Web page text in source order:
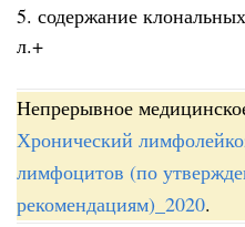
5. содержание
л.+
Непрерывное
Хронический
лимфоцитов (по
рекомендациям)_2020.